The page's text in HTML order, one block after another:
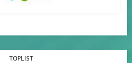
TOPLIST